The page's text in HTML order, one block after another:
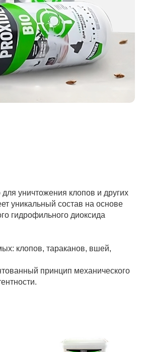
уничтожения клопов и других
уникальный состав на основе
гидрофильного диоксида
клопов, тараканов, вшей,
принцип механического